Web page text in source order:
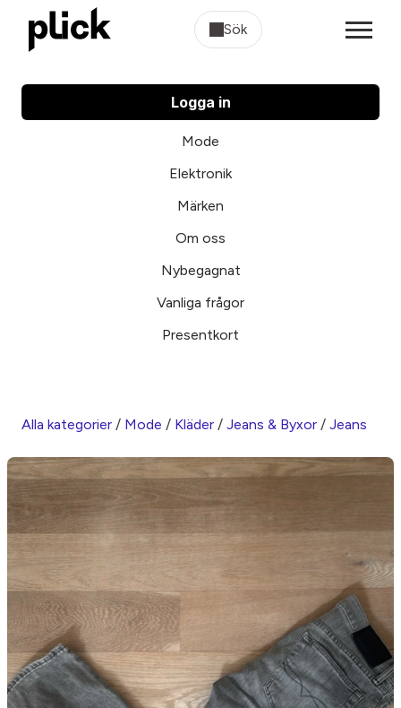
Sök
Logga in
Mode
Elektronik
Märken
Om oss
Nybegagnat
Vanliga frågor
Presentkort
Alla kategorier / Mode / Kläder / Jeans & Byxor / Jeans